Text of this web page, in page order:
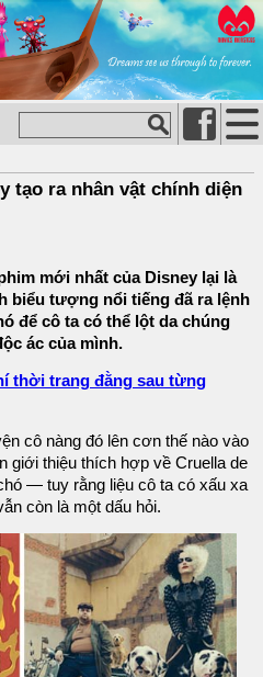
tạo ra nhân vật chính diện
mới nhất của Disney lại là
biểu tượng nổi tiếng đã ra lệnh
để cô ta có thể lột da chúng
ác của mình.
thời trang đằng sau từng
cô nàng đó lên cơn thế nào vào
giới thiệu thích hợp về Cruella de
— tuy rằng liệu cô ta có xấu xa
còn là một dấu hỏi.